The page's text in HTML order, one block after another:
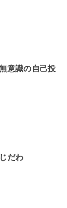
意識の自己投
だわ